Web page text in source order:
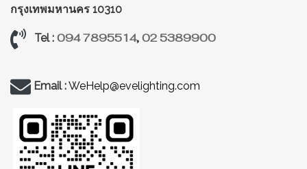
กรุงเทพมหานคร 10310
Tel : 094 7895514,02 5389900
Email :WeHelp@evelighting.com